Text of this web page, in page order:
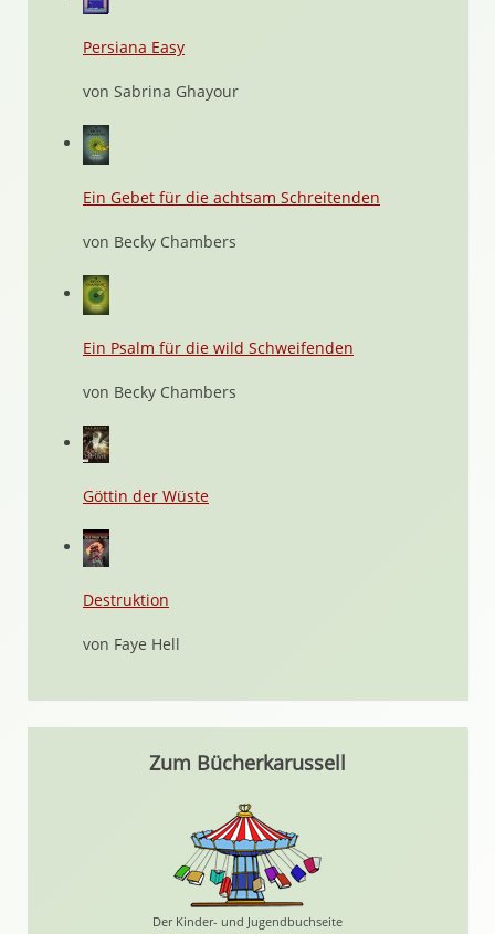
Persiana Easy
von Sabrina Ghayour
Ein Gebet für die achtsam Schreitenden
von Becky Chambers
Ein Psalm für die wild Schweifenden
von Becky Chambers
Göttin der Wüste
Destruktion
von Faye Hell
Zum Bücherkarussell
Der Kinder- und Jugendbuchseite